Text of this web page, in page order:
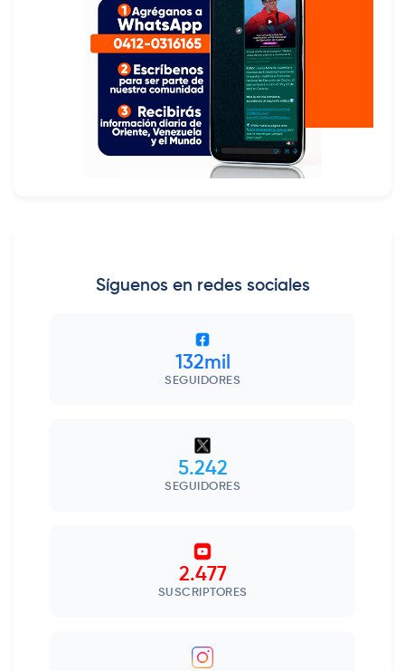
Síguenos en redes sociales
132mil
SEGUIDORES
5.242
SEGUIDORES
2.477
SUSCRIPTORES